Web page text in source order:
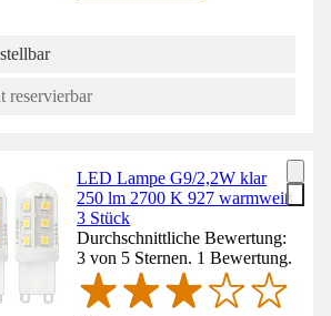
reservierbar
LED Lampe G9/2,2W klar
250 lm 2700 K 927 warmweiß
3 Stück
Durchschnittliche Bewertung:
3 von 5 Sternen. 1 Bewertung.